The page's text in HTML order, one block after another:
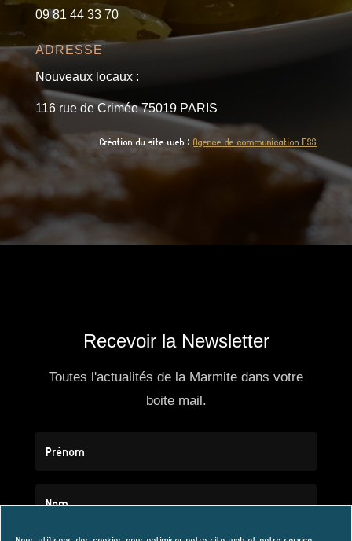
09 81 44 33 70
ADRESSE
Nouveaux locaux :
116 rue de Crimée 75019 PARIS
Création du site web :Agence de communication ESS
Recevoir la Newsletter
Toutes l'actualités de la Marmite dans votre
boite mail.